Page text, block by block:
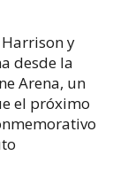
Harrison y
desde la
Arena, un
el próximo